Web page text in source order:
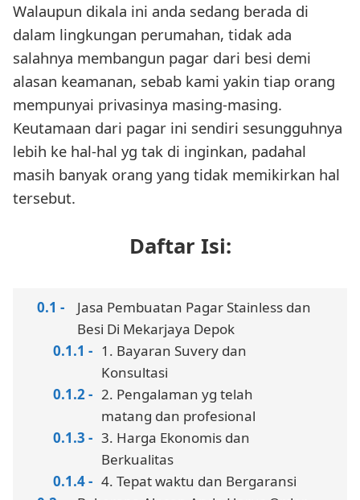
Walaupun dikala ini anda sedang berada di
dalam lingkungan perumahan, tidak ada
salahnya membangun pagar dari besi demi
alasan keamanan, sebab kami yakin tiap orang
mempunyai privasinya masing-masing.
Keutamaan dari pagar ini sendiri sesungguhnya
lebih ke hal-hal yg tak di inginkan, padahal
masih banyak orang yang tidak memikirkan hal
tersebut.
Daftar Isi:
Jasa Pembuatan Pagar Stainless dan
Besi Di Mekarjaya Depok
1. Bayaran Suvery dan
Konsultasi
2. Pengalaman yg telah
matang dan profesional
3. Harga Ekonomis dan
Berkualitas
4. Tepat waktu dan Bergaransi